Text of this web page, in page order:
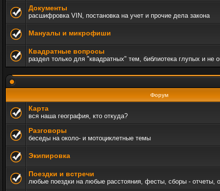
Документы
расшифровка VIN, постановка на учет и прочие дела закона
Мануалы и микрофиши
Квадратные вопросы
раздел только для "квадратных" тем, библиотека глупых и не
Форум
Карта
вся наша география, кто откуда?
Разговоры
беседы на около- и мотоциклетные темы
Экипировка
Поездки и встречи
любые поездки на любые расстояния, фесты, сборы - отчеты,